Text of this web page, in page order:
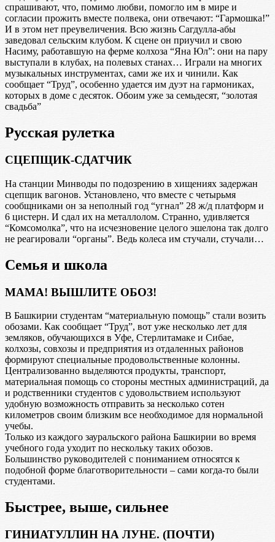
спрашивают, что, помимо любви, помогло им в мире и
согласии прожить вместе полвека, они отвечают: “Гармошка!”
И в этом нет преувеличения. Всю жизнь Сагдулла-абы
заведовал сельским клубом. К сцене он приучил и свою
Насиму, работавшую на ферме колхоза “Яна Юл”: они на пару
выступали в клубах, на полевых станах… Играли на многих
музыкальных инструментах, сами же их и чинили. Как
сообщает “Труд”, особенно удается им дуэт на гармониках,
которых в доме с десяток. Обоим уже за семьдесят, “золотая
свадьба”
Русская рулетка
СЦЕПЩИК-СДАТЧИК
На станции Минводы по подозрению в хищениях задержан
сцепщик вагонов. Установлено, что вместе с четырьмя
сообщниками он за неполный год “угнал” 28 ж/д платформ и
6 цистерн. И сдал их на металлолом. Странно, удивляется
“Комсомолка”, что на исчезновение целого эшелона так долго
не реагировали “органы”. Ведь колеса им стучали, стучали…
Семья и школа
МАМА! ВЫШЛИТЕ ОБОЗ!
В Башкирии студентам “материальную помощь” стали возить
обозами. Как сообщает “Труд”, вот уже несколько лет для
земляков, обучающихся в Уфе, Стерлитамаке и Сибае,
колхозы, совхозы и предприятия из отдаленных районов
формируют специальные продовольственные колонны.
Централизованно выделяются продукты, транспорт,
материальная помощь со стороны местных администраций, да
и родственники студентов с удовольствием используют
удобную возможность отправить за несколько сотен
километров своим близким все необходимое для нормальной
учебы.
Только из каждого зауральского района Башкирии во время
учебного года уходит по нескольку таких обозов.
Большинство руководителей с пониманием относятся к
подобной форме благотворительности – сами когда-то были
студентами.
Быстрее, выше, сильнее
ГИНИАТУЛЛИН НА ЛУНЕ. (ПОЧТИ)